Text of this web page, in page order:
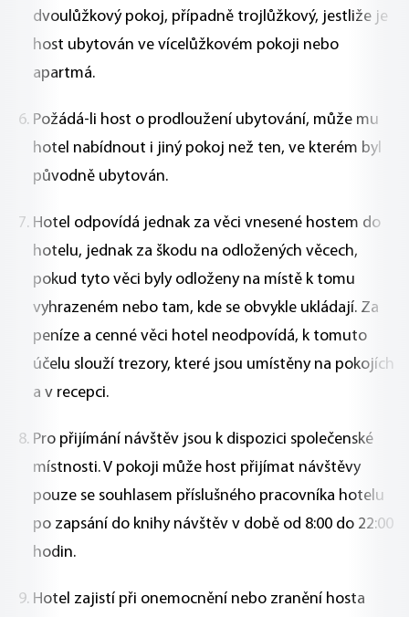
dvoulůžkový pokoj, případně trojlůžkový, jestliže je
host ubytován ve vícelůžkovém pokoji nebo
apartmá.
Požádá-li host o prodloužení ubytování, může mu
hotel nabídnout i jiný pokoj než ten, ve kterém byl
původně ubytován.
Hotel odpovídá jednak za věci vnesené hostem do
hotelu, jednak za škodu na odložených věcech,
pokud tyto věci byly odloženy na místě k tomu
vyhrazeném nebo tam, kde se obvykle ukládají. Za
peníze a cenné věci hotel neodpovídá, k tomuto
účelu slouží trezory, které jsou umístěny na pokojích
a v recepci.
Pro přijímání návštěv jsou k dispozici společenské
místnosti. V pokoji může host přijímat návštěvy
pouze se souhlasem příslušného pracovníka hotelu
po zapsání do knihy návštěv v době od 8:00 do 22:00
hodin.
Hotel zajistí při onemocnění nebo zranění hosta